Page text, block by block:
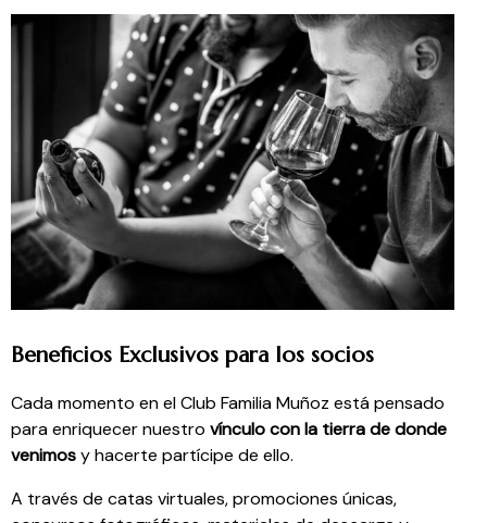
Beneficios Exclusivos para los socios
Cada momento en el Club Familia Muñoz está pensado
para enriquecer nuestro vínculo con la tierra de donde
venimosy hacerte partícipe de ello.
A través de catas virtuales, promociones únicas,